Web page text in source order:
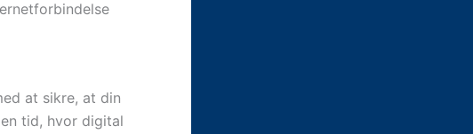
at sikre, at din
tid, hvor digital